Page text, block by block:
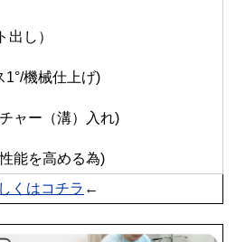
し）
機械仕上げ)
ー（溝）入れ)
を高める為)
くはコチラ ←